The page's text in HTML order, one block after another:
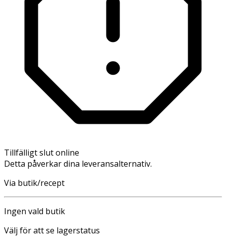
Tillfälligt slut online
Detta påverkar dina leveransalternativ.
Via butik/recept
Ingen vald butik
Välj för att se lagerstatus